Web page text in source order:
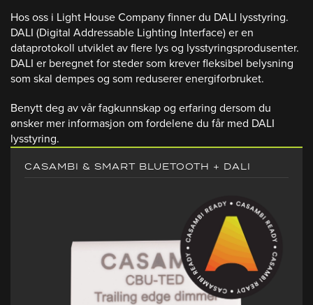
Hos oss i Light House Company finner du DALI lysstyring.
DALI (Digital Addressable Lighting Interface) er en
dataprotokoll utviklet av flere lys og lysstyringsprodusenter.
DALI er beregnet for steder som krever fleksibel belysning
som skal dempes og som reduserer energiforbruket.
Benytt deg av vår fagkunnskap og erfaring dersom du
ønsker mer informasjon om fordelene du får med DALI
lysstyring.
CASAMBI & SMART BLUETOOTH + DALI